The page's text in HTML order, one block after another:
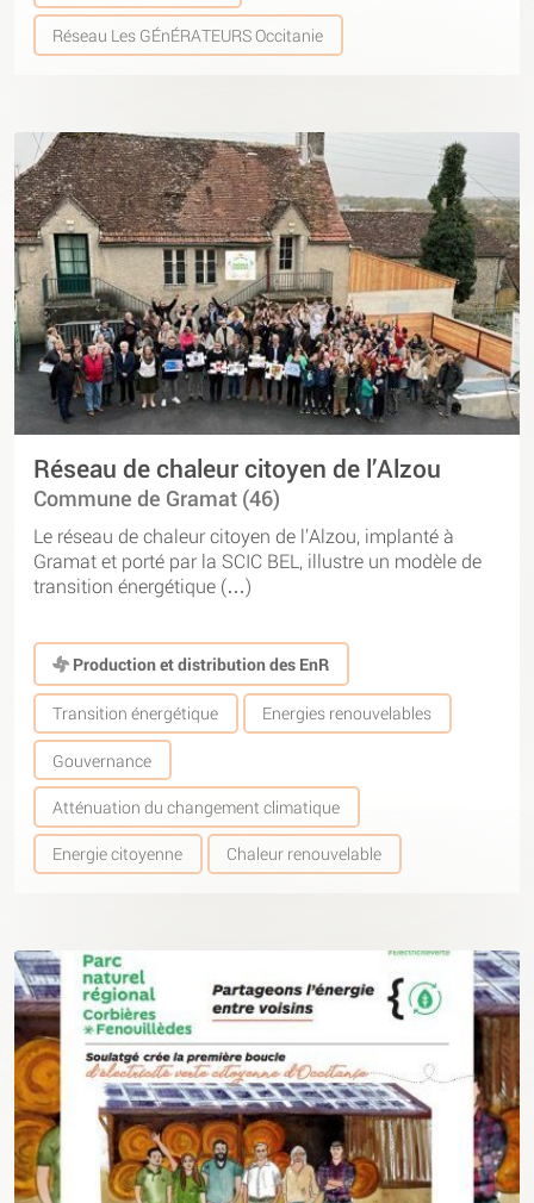
Réseau Les GÉnÉRATEURS Occitanie
Réseau de chaleur citoyen de l’Alzou
Commune de Gramat (46)
Le réseau de chaleur citoyen de l’Alzou, implanté à
Gramat et porté par la SCIC BEL, illustre un modèle de
transition énergétique (…)
Production et distribution des EnR
Transition énergétique Energies renouvelables
Gouvernance
Atténuation du changement climatique
Energie citoyenne Chaleur renouvelable